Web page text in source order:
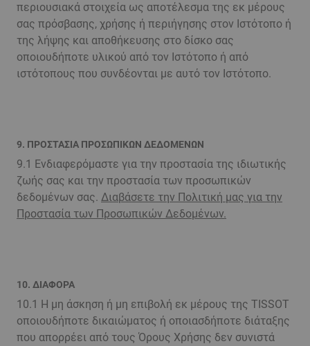
περιουσιακά στοιχεία ως αποτέλεσμα της εκ μέρους
σας πρόσβασης, χρήσης ή περιήγησης στον Ιστότοπο ή
της λήψης και αποθήκευσης στο δίσκο σας
οποιουδήποτε υλικού από τον Ιστότοπο ή από
ιστότοπους που συνδέονται με αυτό τον Ιστότοπο.
9. ΠΡΟΣΤΑΣΙΑ ΠΡΟΣΩΠΙΚΩΝ ΔΕΔΟΜΕΝΩΝ
9.1 Ενδιαφερόμαστε για την προστασία της ιδιωτικής
ζωής σας και την προστασία των προσωπικών
δεδομένων σας. Διαβάσετε την Πολιτική μας για την
Προστασία των Προσωπικών Δεδομένων.
10. ΔΙΑΦΟΡΑ
10.1 Η μη άσκηση ή μη επιβολή εκ μέρους της TISSOT
οποιουδήποτε δικαιώματος ή οποιασδήποτε διάταξης
που απορρέει από τους Όρους Χρήσης δεν συνιστά